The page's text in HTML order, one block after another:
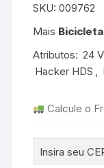
SKU:009762
Mais
Atributos: 24
Hacker HDS ,
Calcule o